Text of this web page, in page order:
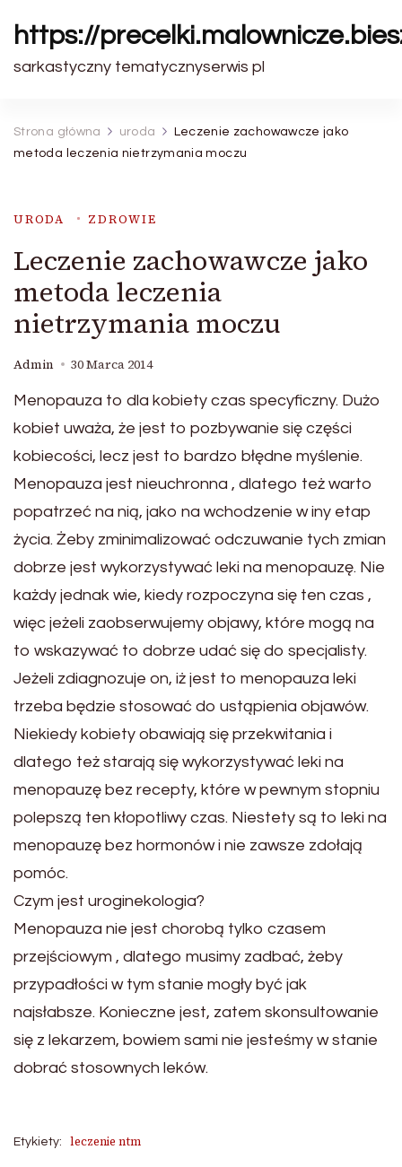
https://
sarkastyczny tematycznyserwis pl
Strona główna uroda
Leczenie zachowawcze jako
metoda leczenia nietrzymania moczu
URODA ZDROWIE
Leczenie zachowawcze jako
metoda leczenia
nietrzymania moczu
Admin 30 Marca 2014
Menopauza to dla kobiety czas specyficzny. Dużo
kobiet uważa, że jest to pozbywanie się części
kobiecości, lecz jest to bardzo błędne myślenie.
Menopauza jest nieuchronna , dlatego też warto
popatrzeć na nią, jako na wchodzenie w iny etap
życia. Żeby zminimalizować odczuwanie tych zmian
dobrze jest wykorzystywać leki na menopauzę. Nie
każdy jednak wie, kiedy rozpoczyna się ten czas ,
więc jeżeli zaobserwujemy objawy, które mogą na
to wskazywać to dobrze udać się do specjalisty.
Jeżeli zdiagnozuje on, iż jest to menopauza leki
trzeba będzie stosować do ustąpienia objawów.
Niekiedy kobiety obawiają się przekwitania i
dlatego też starają się wykorzystywać leki na
menopauzę bez recepty, które w pewnym stopniu
polepszą ten kłopotliwy czas. Niestety są to leki na
menopauzę bez hormonów i nie zawsze zdołają
pomóc.
Czym jest uroginekologia?
Menopauza nie jest chorobą tylko czasem
przejściowym , dlatego musimy zadbać, żeby
przypadłości w tym stanie mogły być jak
najsłabsze. Konieczne jest, zatem skonsultowanie
się z lekarzem, bowiem sami nie jesteśmy w stanie
dobrać stosownych leków.
Etykiety: leczenie ntm